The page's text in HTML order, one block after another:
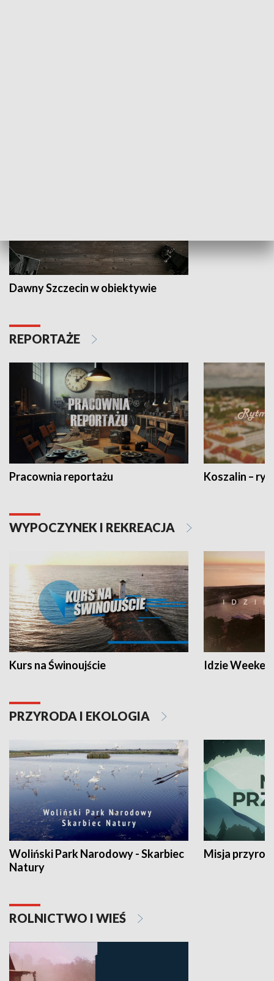
Dawny Szczecin w obiektywie
REPORTAŻE
Pracownia reportażu Koszalin –
WYPOCZYNEK I REKREACJA
Kurs na Świnoujście Idzie
PRZYRODA I EKOLOGIA
Woliński Park Narodowy - Skarbiec
Natury
Misja
ROLNICTWO I WIEŚ